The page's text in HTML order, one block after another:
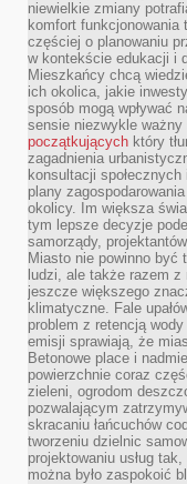
niewielkie zmiany
komfort funkcjonowania
częściej o planowaniu
w kontekście edukacji i
Mieszkańcy chcą
ich okolica, jakie
sposób mogą wpływać
sensie niezwykle
początkujących który
zagadnienia
konsultacji
plany
okolicy. Im większa
tym lepsze decyzje
samorządy,
Miasto nie powinno być
ludzi, ale także razem z
jeszcze większego
klimatyczne. Fale
problem z retencją
emisji sprawiają, że
Betonowe place i
powierzchnie coraz
zieleni, ogrodom
pozwalającym
skracaniu łańcuchów
tworzeniu dzielnic
projektowaniu usług
można było zaspokoić